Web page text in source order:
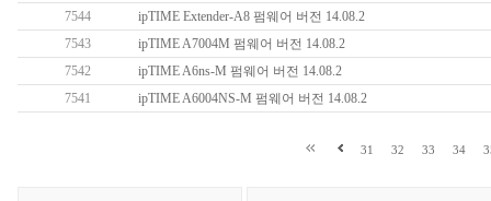
7544
ipTIME Extender-A8 펌웨어 버전 14.08.2
7543
ipTIME A7004M 펌웨어 버전 14.08.2
7542
ipTIME A6ns-M 펌웨어 버전 14.08.2
7541
ipTIME A6004NS-M 펌웨어 버전 14.08.2
31 32 33 34